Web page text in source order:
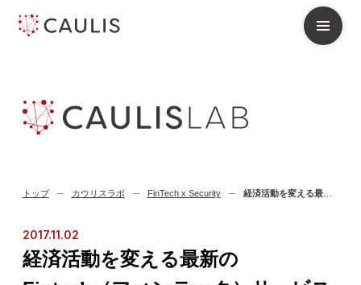
トップ カウリスラボ FinTech x Security 経済活動を変える最新のFintech（フィンテック）サービスまとめ
2017.11.02
経済活動を変える最新の